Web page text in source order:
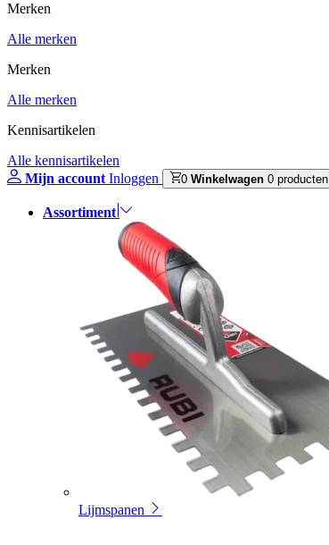
Merken
Alle merken
Merken
Alle merken
Kennisartikelen
Alle kennisartikelen
Mijn account Inloggen 0 Winkelwagen 0 producten
Assortiment
Lijmspanen